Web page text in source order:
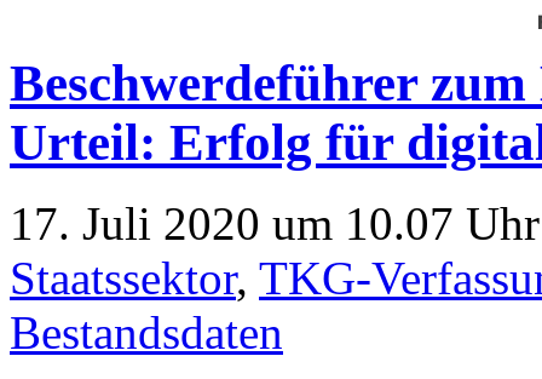
Beschwerdeführer
Urteil: Erfolg für
17. Juli 2020 um 10.07
Staatssektor, TKG-
Bestandsdaten